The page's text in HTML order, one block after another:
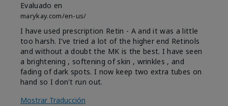
Evaluado en
marykay.com/en-us/
I have used prescription Retin - A and it was a little
too harsh. I've tried a lot of the higher end Retinols
and without a doubt the MK is the best. I have seen
a brightening , softening of skin , wrinkles , and
fading of dark spots. I now keep two extra tubes on
hand so I don't run out.
Mostrar Traducción